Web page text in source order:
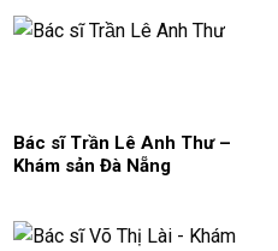
Bác sĩ Trần Lê Anh Thư –
Khám sản Đà Nẵng